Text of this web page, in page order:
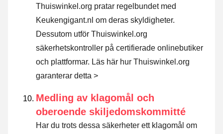
Thuiswinkel.org pratar regelbundet med
Keukengigant.nl om deras skyldigheter.
Dessutom utför Thuiswinkel.org
säkerhetskontroller på certifierade onlinebutiker
och plattformar. Läs här hur Thuiswinkel.org
garanterar detta >
Medling av klagomål och
oberoende skiljedomskommitté
Har du trots dessa säkerheter ett klagomål om